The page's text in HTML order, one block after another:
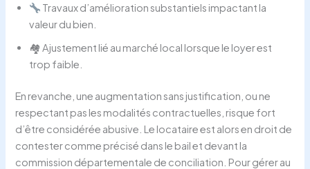
Travaux d’amélioration substantiels impactant la
valeur du bien.
🏘 Ajustement lié au marché local lorsque le loyer est
trop faible.
En revanche, une augmentation sans justification, ou ne
respectant pas les modalités contractuelles, risque fort
d’être considérée abusive. Le locataire est alors en droit de
contester comme précisé dans le bail et devant la
commission départementale de conciliation. Pour gérer au